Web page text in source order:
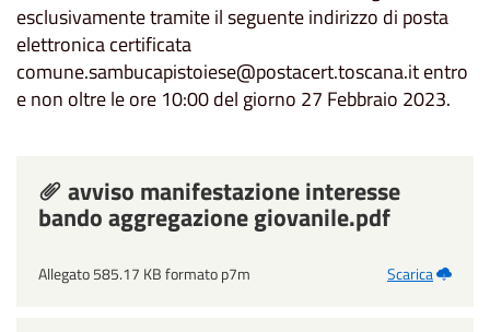
esclusivamente tramite il seguente indirizzo di posta
elettronica certificata
comune.sambucapistoiese@postacert.toscana.it entro
e non oltre le ore 10:00 del giorno 27 Febbraio 2023.
avviso manifestazione interesse
bando aggregazione giovanile.pdf
Allegato 585.17 KB formato p7m Scarica